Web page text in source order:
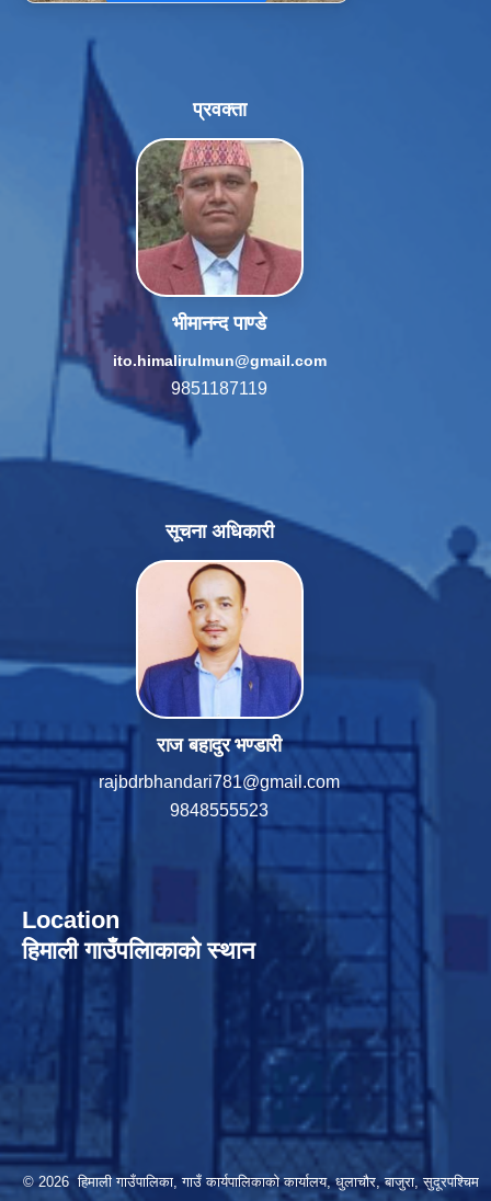
प्रवक्ता
भीमानन्द पाण्डे
ito.himalirulmun@gmail.com
9851187119
सूचना अधिकारी
राज बहादुर भण्डारी
rajbdrbhandari781@gmail.com
9848555523
Location
हिमाली गाउँपलािकाको स्थान
© 2026 हिमाली गाउँपालिका, गाउँ कार्यपालिकाकाे कार्यालय, धुलाचौर, बाजुरा, सुदूरपश्चिम